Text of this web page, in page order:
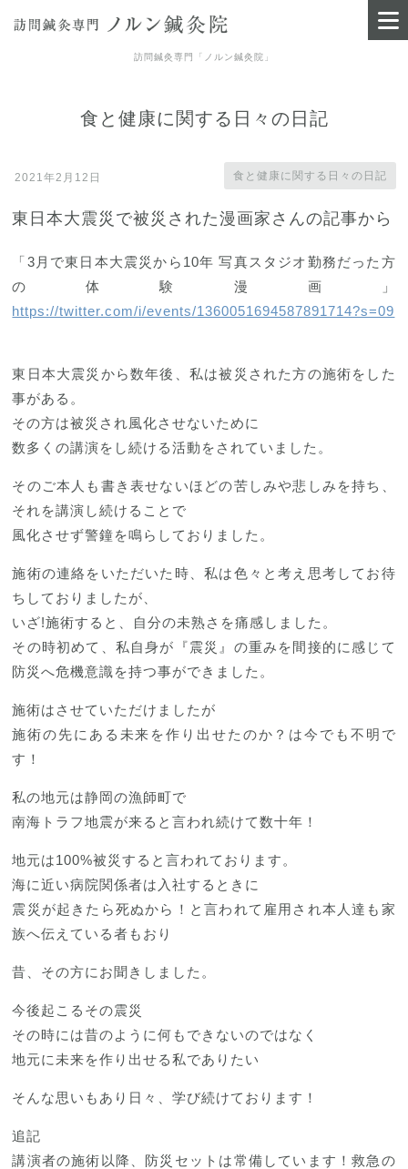
訪問鍼灸専門「ノルン鍼灸院」
はじめての方へ
ぎっくり腰・腰痛でお悩みの方
帯状疱疹後の痺れ・痛みでお悩
トレーナー帯同
患者様の声
ブログ
食と健康に関する日々の日記
2021年2月12日 食と健康に関する日々の日記
東日本大震災で被災された漫画家さんの記事から
「3月で東日本大震災から10年 写真スタジオ勤務だった方
の体験漫画」
https://twitter.com/i/events/1360051694587891714?s=09
東日本大震災から数年後、私は被災された方の施術をした
事がある。
その方は被災され風化させないために
数多くの講演をし続ける活動をされていました。
そのご本人も書き表せないほどの苦しみや悲しみを持ち、
それを講演し続けることで
風化させず警鐘を鳴らしておりました。
施術の連絡をいただいた時、私は色々と考え思考してお待
ちしておりましたが、
いざ!施術すると、自分の未熟さを痛感しました。
その時初めて、私自身が『震災』の重みを間接的に感じて
防災へ危機意識を持つ事ができました。
施術はさせていただけましたが
施術の先にある未来を作り出せたのか？は今でも不明で
す！
私の地元は静岡の漁師町で
南海トラフ地震が来ると言われ続けて数十年！
地元は100%被災すると言われております。
海に近い病院関係者は入社するときに
震災が起きたら死ぬから！と言われて雇用され本人達も家
族へ伝えている者もおり
昔、その方にお聞きしました。
今後起こるその震災
その時には昔のように何もできないのではなく
地元に未来を作り出せる私でありたい
そんな思いもあり日々、学び続けております！
追記
講演者の施術以降、防災セットは常備しています！救急の